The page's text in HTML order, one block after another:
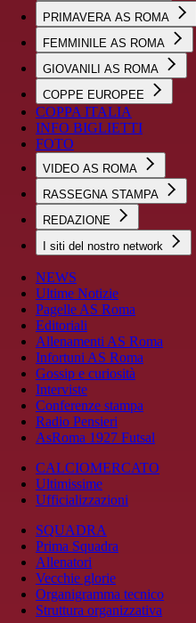
PRIMAVERA AS ROMA
FEMMINILE AS ROMA
GIOVANILI AS ROMA
COPPE EUROPEE
COPPA ITALIA
INFO BIGLIETTI
FOTO
VIDEO AS ROMA
RASSEGNA STAMPA
REDAZIONE
I siti del nostro network
NEWS
Ultime Notizie
Pagelle AS Roma
Editoriali
Allenamenti AS Roma
Infortuni AS Roma
Gossip e curiosità
Interviste
Conferenze stampa
Radio Pensieri
AsRoma 1927 Futsal
CALCIOMERCATO
Ultimissime
Ufficializzazioni
SQUADRA
Prima Squadra
Allenatori
Vecchie glorie
Organigramma tecnico
Struttura organizzativa